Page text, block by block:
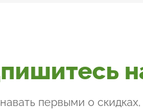
первыми о скидках,